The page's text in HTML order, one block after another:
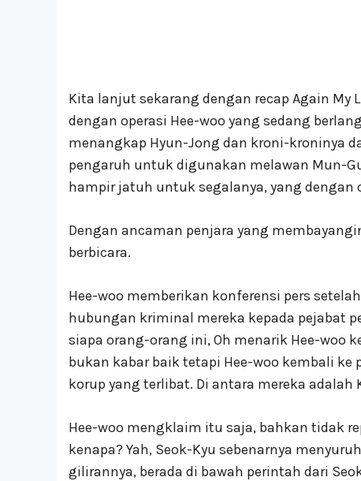
Kita lanjut sekarang dengan recap Again My
dengan operasi Hee-woo yang sedang
menangkap Hyun-Jong dan kroni-kroninya
pengaruh untuk digunakan melawan Mun-
hampir jatuh untuk segalanya, yang
Dengan ancaman penjara yang
berbicara.
Hee-woo memberikan konferensi pers
hubungan kriminal mereka kepada pejabat
siapa orang-orang ini, Oh menarik Hee-woo
bukan kabar baik tetapi Hee-woo kembali
korup yang terlibat. Di antara mereka adalah
Hee-woo mengklaim itu saja, bahkan tidak
kenapa? Yah, Seok-Kyu sebenarnya
gilirannya, berada di bawah perintah dari